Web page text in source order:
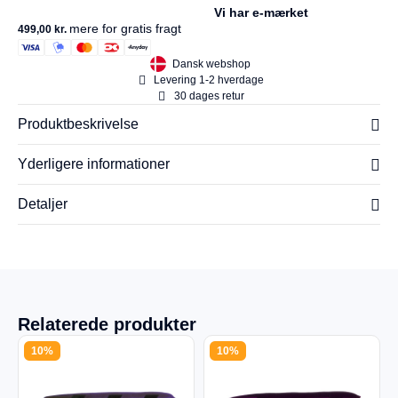
Vi har e-mærket
499,00 kr. mere for gratis fragt
Dansk webshop
Levering 1-2 hverdage
30 dages retur
Produktbeskrivelse
Yderligere informationer
Detaljer
Relaterede produkter
10% 10%